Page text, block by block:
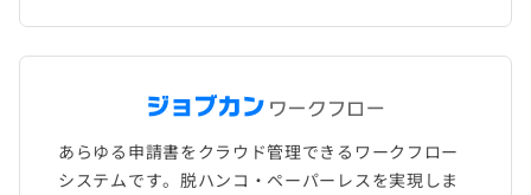
あらゆる申請書をクラウド管理できるワークフロー
システムです。脱ハンコ・ペーパーレスを実現しま